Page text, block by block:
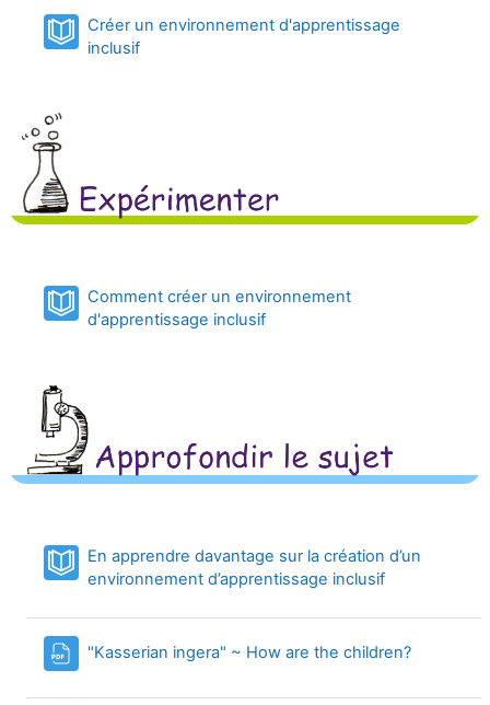
Créer un environnement d'apprentissage
inclusifBook
Comment créer un environnement
d'apprentissage inclusifBook
En apprendre davantage sur la création d’un
environnement d’apprentissage inclusifBook
"Kasserian ingera" ~ How are the children?